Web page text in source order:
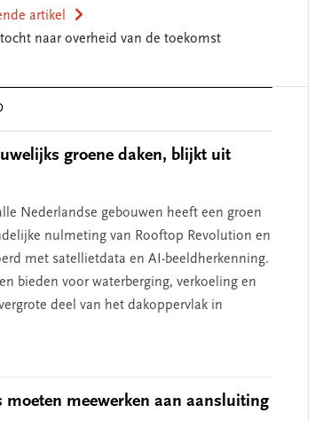
artikel
naar overheid van de toekomst
groene daken, blijkt uit
Nederlandse gebouwen heeft een groen
nulmeting van Rooftop Revolution en
met satellietdata en AI-beeldherkenning.
bieden voor waterberging, verkoeling en
deel van het dakoppervlak in
meewerken aan aansluiting
SEGMENT